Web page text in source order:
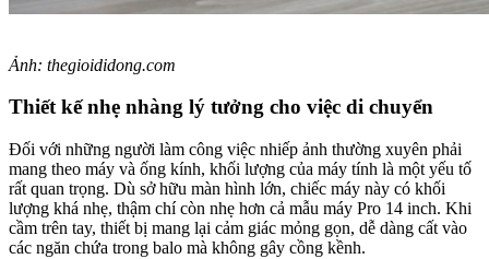
Ảnh: thegioididong.com
Thiết kế nhẹ nhàng lý tưởng cho việc di chuyển
Đối với những người làm công việc nhiếp ảnh thường xuyên phải
mang theo máy và ống kính, khối lượng của máy tính là một yếu tố
rất quan trọng. Dù sở hữu màn hình lớn, chiếc máy này có khối
lượng khá nhẹ, thậm chí còn nhẹ hơn cả mẫu máy Pro 14 inch. Khi
cầm trên tay, thiết bị mang lại cảm giác mỏng gọn, dễ dàng cất vào
các ngăn chứa trong balo mà không gây cồng kềnh.